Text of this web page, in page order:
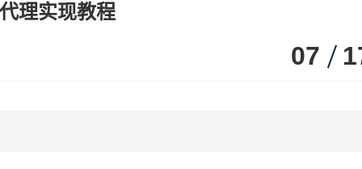
理实现教程
07